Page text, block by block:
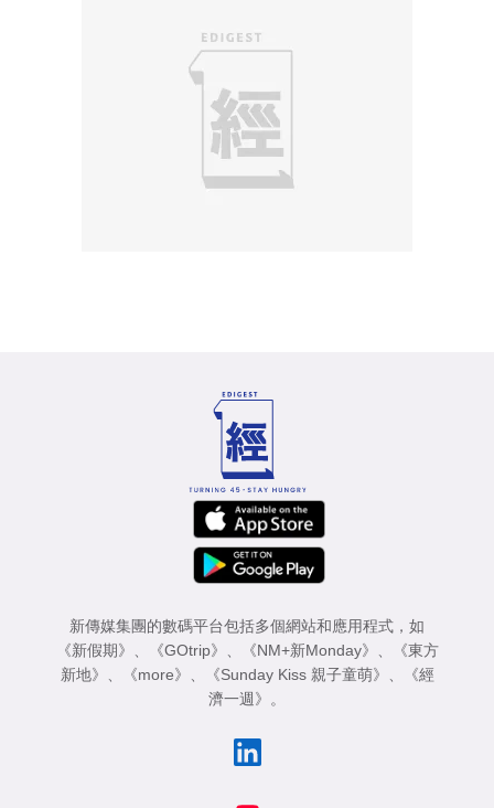
新傳媒集團的數碼平台包括多個網站和應用程式，如
《新假期》
《GOtrip》 《NM+新Monday》
《東方
新地》
《more》 《Sunday Kiss 親子童萌》
《經
濟一週》
。